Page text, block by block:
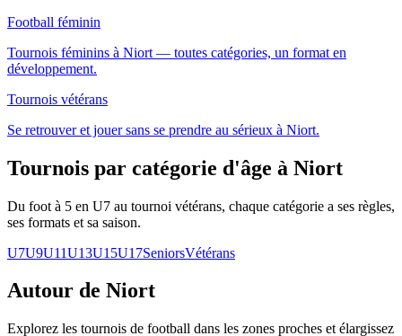
Football féminin
Tournois féminins à Niort — toutes catégories, un format en
développement.
Tournois vétérans
Se retrouver et jouer sans se prendre au sérieux à Niort.
Tournois par catégorie d'âge à Niort
Du foot à 5 en U7 au tournoi vétérans, chaque catégorie a ses règles,
ses formats et sa saison.
U7U9U11U13U15U17SeniorsVétérans
Autour de Niort
Explorez les tournois de football dans les zones proches et élargissez